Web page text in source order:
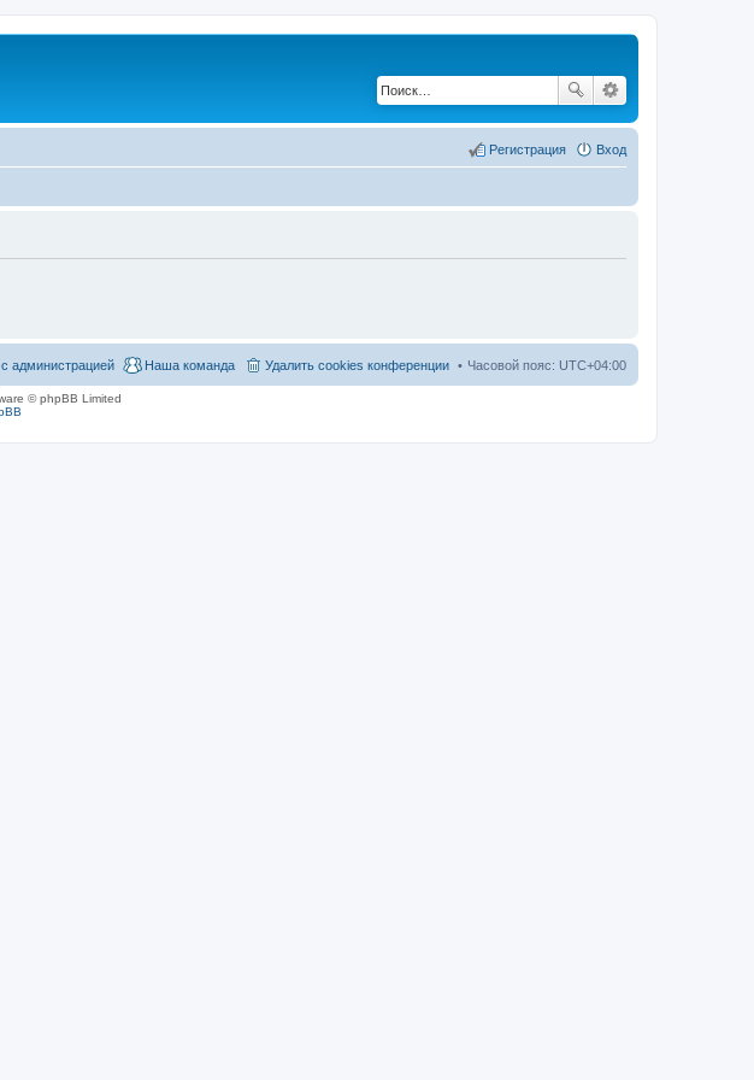
Вход
Регистрация
Часовой пояс: UTC+04:00
Удалить cookies конференции
Наша команда
администрацией
© phpBB Limited